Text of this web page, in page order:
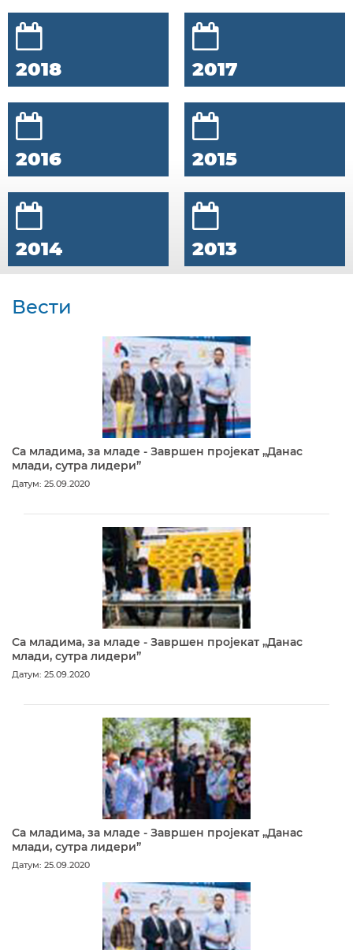
2018 2017
2016 2015
2014 2013
Вести
Са младима, за младе - Завршен пројекат „Данас
млади, сутра лидери”
Датум: 25.09.2020
Са младима, за младе - Завршен пројекат „Данас
млади, сутра лидери”
Датум: 25.09.2020
Са младима, за младе - Завршен пројекат „Данас
млади, сутра лидери”
Датум: 25.09.2020